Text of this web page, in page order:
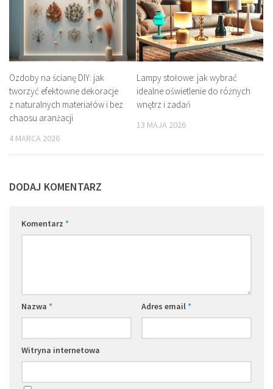
Ozdoby na ścianę DIY: jak
tworzyć efektowne dekoracje
z naturalnych materiałów i bez
chaosu aranżacji
4 MARCA 2026
Lampy stołowe: jak wybrać
idealne oświetlenie do różnych
wnętrz i zadań
13 MAJA 2026
DODAJ KOMENTARZ
Komentarz *
Nazwa * Adres email*
Witryna internetowa